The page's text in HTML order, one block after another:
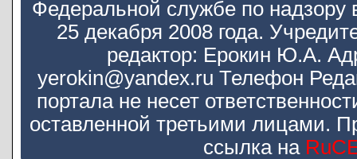
Федеральной службе по
25 декабря 2008 года.
редактор: Ерокин Ю.А.
yerokin@yandex.ru Телефон
портала не несет
оставленной третьими лицами.
ссылка на